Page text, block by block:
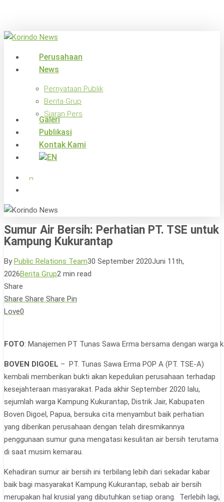
main
search
Menu
Perusahaan
News
Pernyataan Publik
Berita Grup
Siaran Pers
Galeri
Publikasi
Kontak Kami
x-
twitter
facebook
Sumur Air Bersih: Perhatian PT. TSE untuk
Kampung Kukurantap
By Public Relations Team30 September 2020Juni 11th,
2026Berita Grup2 min read
Share
Share Share Share Pin
Love0
FOTO: Manajemen PT Tunas Sawa Erma bersama dengan
BOVEN DIGOEL – PT. Tunas Sawa Erma POP A (PT. TSE-A)
kembali memberikan bukti akan kepedulian perusahaan terhadap
kesejahteraan masyarakat. Pada akhir September 2020 lalu,
sejumlah warga Kampung Kukurantap, Distrik Jair, Kabupaten
Boven Digoel, Papua, bersuka cita menyambut baik perhatian
yang diberikan perusahaan dengan telah diresmikannya
penggunaan sumur guna mengatasi kesulitan air bersih terutama
di saat musim kemarau.
Kehadiran sumur air bersih ini terbilang lebih dari sekadar kabar
baik bagi masyarakat Kampung Kukurantap, sebab air bersih
merupakan hal krusial yang dibutuhkan setiap orang. Terlebih lagi,